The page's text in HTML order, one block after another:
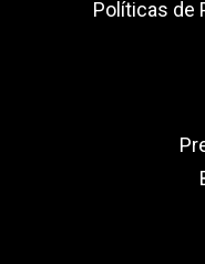
Políticas de